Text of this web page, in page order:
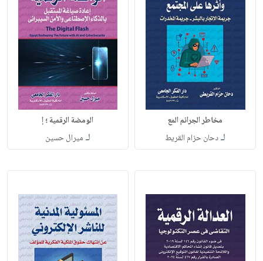
مخاطر الجرائم المع
لـدحان حزام القريط
الومضة الرقمية ؛ إ
لـ ميرال حسين